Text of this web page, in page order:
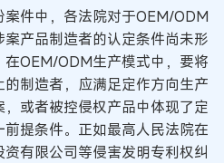
件中，各法院对于OEM/ODM
产品制造者的认定条件尚未形
OEM/ODM生产模式中，要将
制造者，应满足定作方向生产
或者被控侵权产品中体现了定
提条件。正如最高人民法院在
有限公司等侵害发明专利权纠